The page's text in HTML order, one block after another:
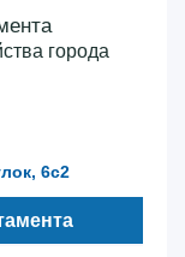
города
6с2